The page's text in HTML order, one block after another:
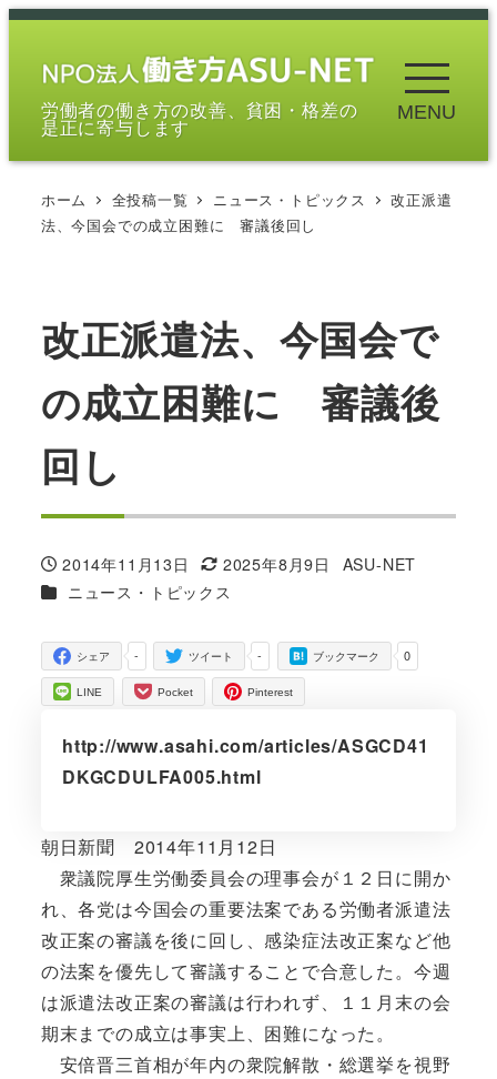
メ
労働者の働き方の改善、貧困・格差の
是正に寄与します
MENU
ホーム 全投稿一覧 ニュース・トピックス
改正派遣
法、今国会での成立困難に 審議後回し
改正派遣法、今国会で
の成立困難に 審議後
回し
投稿日
2014年11月13日
更新日
2025年8月9日
著
ASU-NET
カテゴリー
ニュース・トピックス
-
シェア -
ツイート 0
ブックマーク
LINE Pocket Pinterest
http://www.asahi.com/articles/ASGCD41
DKGCDULFA005.html
朝日新聞 2014年11月12日
衆議院厚生労働委員会の理事会が１２日に開か
れ、各党は今国会の重要法案である労働者派遣法
改正案の審議を後に回し、感染症法改正案など他
の法案を優先して審議することで合意した。今週
は派遣法改正案の審議は行われず、１１月末の会
期末までの成立は事実上、困難になった。
安倍晋三首相が年内の衆院解散・総選挙を視野